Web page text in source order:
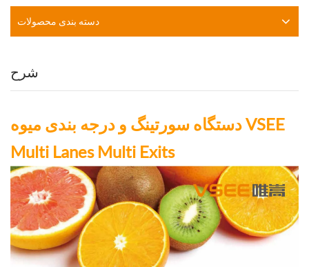
دسته بندی محصولات
شرح
دستگاه سورتینگ و درجه بندی میوه VSEE
Multi Lanes Multi Exits